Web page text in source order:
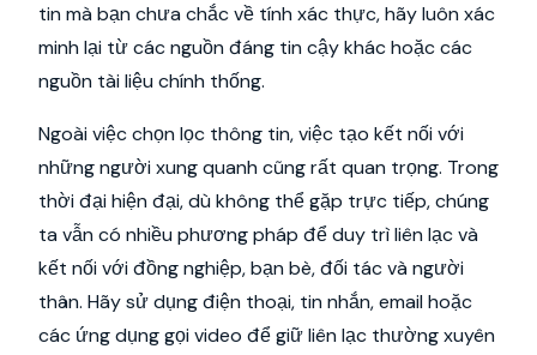
tin mà bạn chưa chắc về tính xác thực, hãy luôn xác
minh lại từ các nguồn đáng tin cậy khác hoặc các
nguồn tài liệu chính thống.
Ngoài việc chọn lọc thông tin, việc tạo kết nối với
những người xung quanh cũng rất quan trọng. Trong
thời đại hiện đại, dù không thể gặp trực tiếp, chúng
ta vẫn có nhiều phương pháp để duy trì liên lạc và
kết nối với đồng nghiệp, bạn bè, đối tác và người
thân. Hãy sử dụng điện thoại, tin nhắn, email hoặc
các ứng dụng gọi video để giữ liên lạc thường xuyên